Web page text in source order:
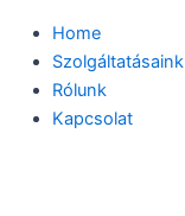
Home
Szolgáltatásaink
Rólunk
Kapcsolat